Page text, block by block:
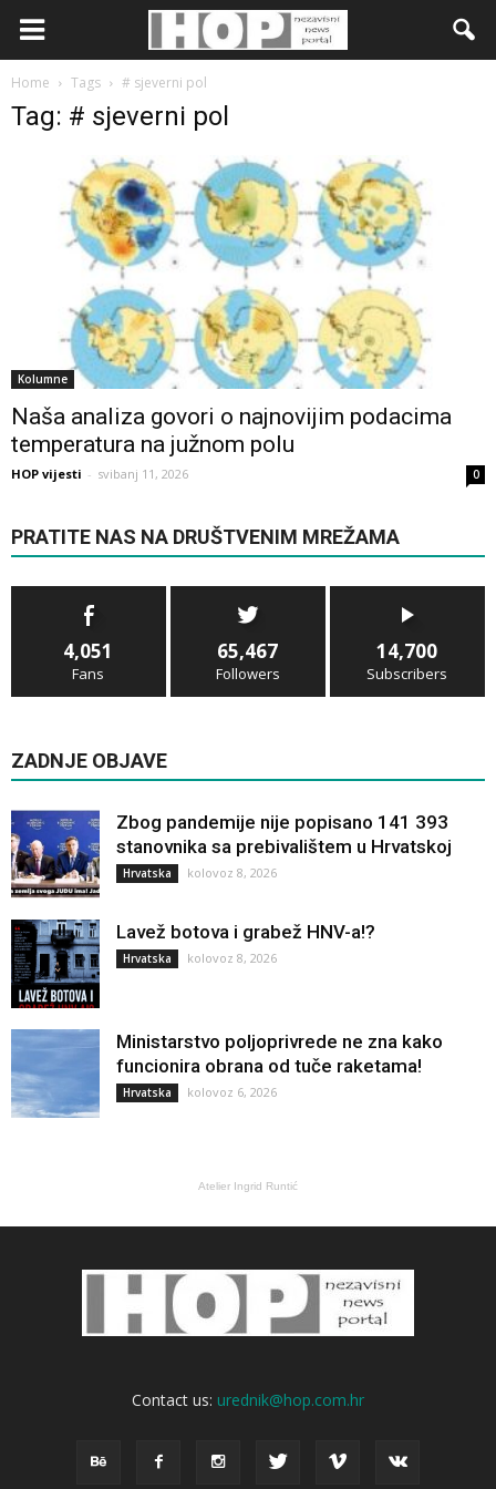
Home Tags # sjeverni pol
Tag: # sjeverni pol
Kolumne
Naša analiza govori o najnovijim podacima
temperatura na južnom polu
HOP vijesti - svibanj 11, 2026 0
PRATITE NAS NA DRUŠTVENIM MREŽAMA
4,051
Fans
65,467
Followers
14,700
Subscribers
ZADNJE OBJAVE
Zbog pandemije nije popisano 141 393
stanovnika sa prebivalištem u Hrvatskoj
Hrvatska kolovoz 8, 2026
Lavež botova i grabež HNV-a!?
Hrvatska kolovoz 8, 2026
Ministarstvo poljoprivrede ne zna kako
funcionira obrana od tuče raketama!
Hrvatska kolovoz 6, 2026
Atelier Ingrid Runtić
Contact us: urednik@hop.com.hr